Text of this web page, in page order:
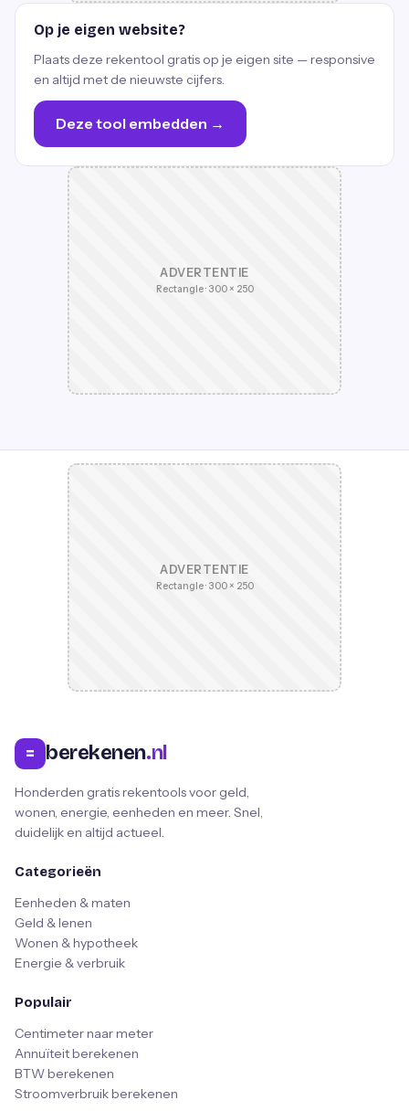
Op je eigen website?
Plaats deze rekentool gratis op je eigen site — responsive
en altijd met de nieuwste cijfers.
Deze tool embedden →
ADVERTENTIE
Rectangle · 300 × 250
ADVERTENTIE
Rectangle · 300 × 250
= berekenen.nl
Honderden gratis rekentools voor geld,
wonen, energie, eenheden en meer. Snel,
duidelijk en altijd actueel.
Categorieën
Eenheden & maten
Geld & lenen
Wonen & hypotheek
Energie & verbruik
Populair
Centimeter naar meter
Annuïteit berekenen
BTW berekenen
Stroomverbruik berekenen